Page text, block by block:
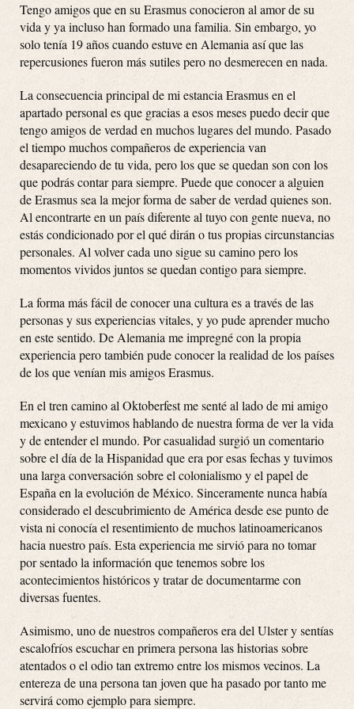
Tengo amigos que en su Erasmus conocieron al amor de su
vida y ya incluso han formado una familia. Sin embargo, yo
solo tenía 19 años cuando estuve en Alemania así que las
repercusiones fueron más sutiles pero no desmerecen en nada.
La consecuencia principal de mi estancia Erasmus en el
apartado personal es que gracias a esos meses puedo decir que
tengo amigos de verdad en muchos lugares del mundo. Pasado
el tiempo muchos compañeros de experiencia van
desapareciendo de tu vida, pero los que se quedan son con los
que podrás contar para siempre. Puede que conocer a alguien
de Erasmus sea la mejor forma de saber de verdad quienes son.
Al encontrarte en un país diferente al tuyo con gente nueva, no
estás condicionado por el qué dirán o tus propias circunstancias
personales. Al volver cada uno sigue su camino pero los
momentos vividos juntos se quedan contigo para siempre.
La forma más fácil de conocer una cultura es a través de las
personas y sus experiencias vitales, y yo pude aprender mucho
en este sentido. De Alemania me impregné con la propia
experiencia pero también pude conocer la realidad de los países
de los que venían mis amigos Erasmus.
En el tren camino al Oktoberfest me senté al lado de mi amigo
mexicano y estuvimos hablando de nuestra forma de ver la vida
y de entender el mundo. Por casualidad surgió un comentario
sobre el día de la Hispanidad que era por esas fechas y tuvimos
una larga conversación sobre el colonialismo y el papel de
España en la evolución de México. Sinceramente nunca había
considerado el descubrimiento de América desde ese punto de
vista ni conocía el resentimiento de muchos latinoamericanos
hacia nuestro país. Esta experiencia me sirvió para no tomar
por sentado la información que tenemos sobre los
acontecimientos históricos y tratar de documentarme con
diversas fuentes.
Asimismo, uno de nuestros compañeros era del Ulster y sentías
escalofríos escuchar en primera persona las historias sobre
atentados o el odio tan extremo entre los mismos vecinos. La
entereza de una persona tan joven que ha pasado por tanto me
servirá como ejemplo para siempre.